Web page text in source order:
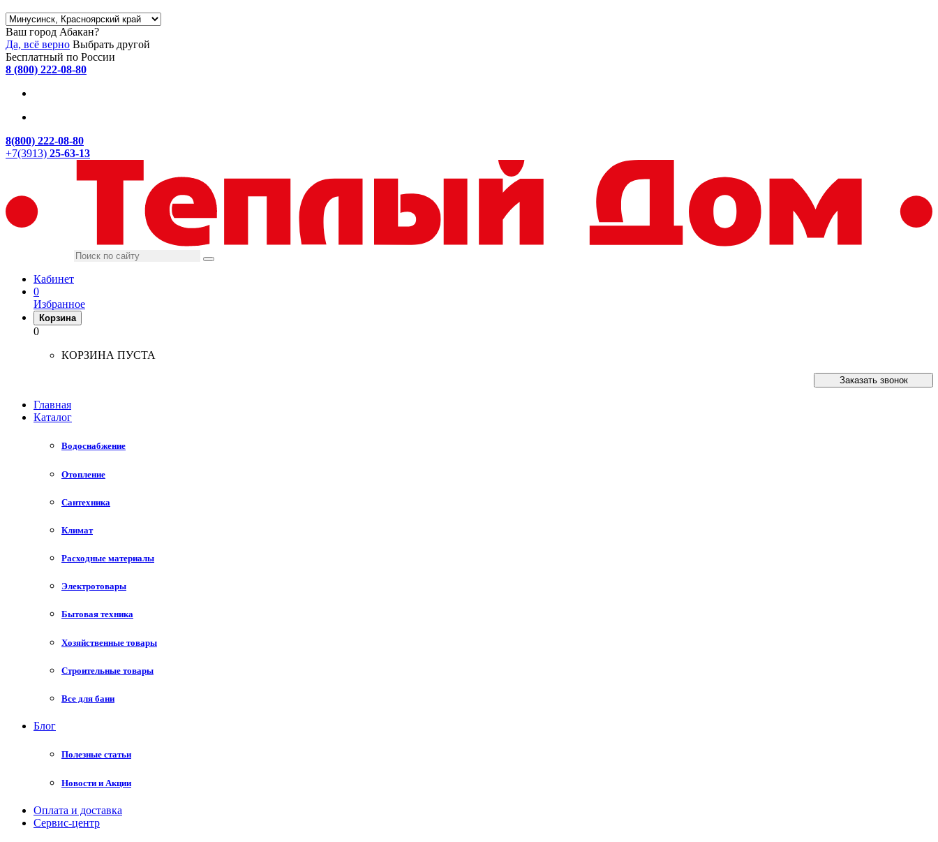
Ваш город Абакан?
Да, всё верно Выбрать другой
Бесплатный по России
8 (800) 222-08-80
8(800) 222-08-80
+7(3913) 25-63-13
Кабинет
0
Избранное
Корзина
0
КОРЗИНА ПУСТА
Заказать звонок
Главная
Каталог
Водоснабжение
Отопление
Сантехника
Климат
Расходные материалы
Электротовары
Бытовая техника
Хозяйственные товары
Строительные товары
Все для бани
Блог
Полезные статьи
Новости и Акции
Оплата и доставка
Сервис-центр